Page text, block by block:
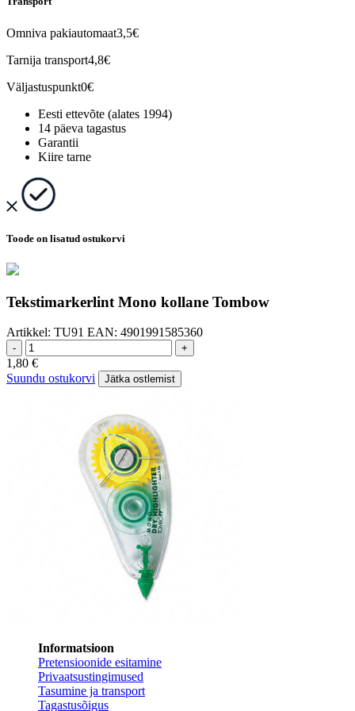
Omniva pakiautomaat3,5€
Tarnija transport4,8€
Väljastuspunkt0€
Eesti ettevõte (alates 1994)
14 päeva tagastus
Garantii
Kiire tarne
Toode on lisatud ostukorvi
Tekstimarkerlint Mono kollane Tombow
Artikkel: TU91 EAN: 4901991585360
- +
1,80 €
Suundu ostukorvi
Jätka ostlemist
Informatsioon
Pretensioonide esitamine
Privaatsustingimused
Tasumine ja transport
Tagastusõigus